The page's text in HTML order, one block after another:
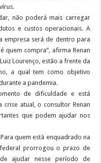
não poderá mais carregar
e custos operacionais. A
empresa será de dentro para
quem compra”, afirma Renan
Lourenço, estão a frente da
a qual tem como objetivo
a pandemia.
de dificuldade e está
crise atual, o consultor Renan
que podem ajudar nos
quem está enquadrado na
prorrogou o prazo de
ajudar nesse período de